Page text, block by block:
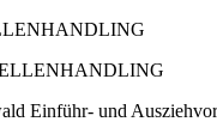
Einführ- und